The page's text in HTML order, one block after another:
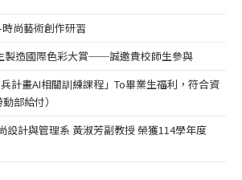
尚藝術創作研習
製造國際色彩大賞──誠邀貴校師生參與
計畫AI相關訓練課程」To畢業生福利，符合資
部給付）
設計與管理系 黃淑芳副教授 榮獲114學年度